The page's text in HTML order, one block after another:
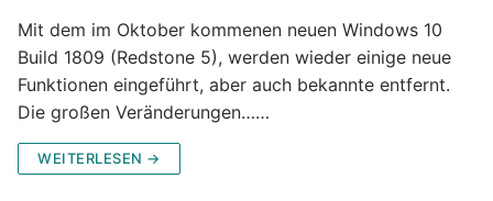
Mit dem im Oktober kommenen neuen Windows 10
Build 1809 (Redstone 5), werden wieder einige neue
Funktionen eingeführt, aber auch bekannte entfernt.
Die großen Veränderungen……
WEITERLESEN →